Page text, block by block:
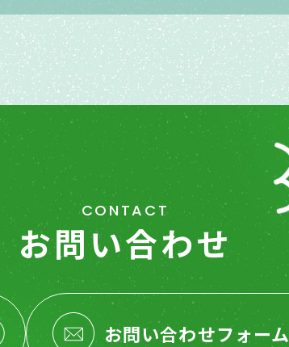
CONTACT
お問い合わせ
お問い合わせフォーム